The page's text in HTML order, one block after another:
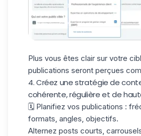
Plus vous êtes clair sur votre
publications seront perçues
4. Créez une stratégie de
cohérente, régulière et de
🗓️ Planifiez vos publications :
formats, angles, objectifs.
Alternez posts courts,